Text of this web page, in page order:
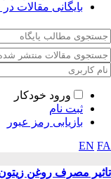
بایگانی مقالات
ورود خودکار
ثبت نام
بازیابی رمز عبور
EN FA
تاثیر مصرف روغن زیتون